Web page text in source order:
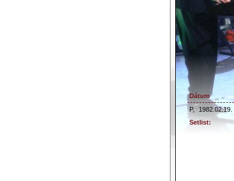
Dátum
P,
1982.02.19.
Setlist: